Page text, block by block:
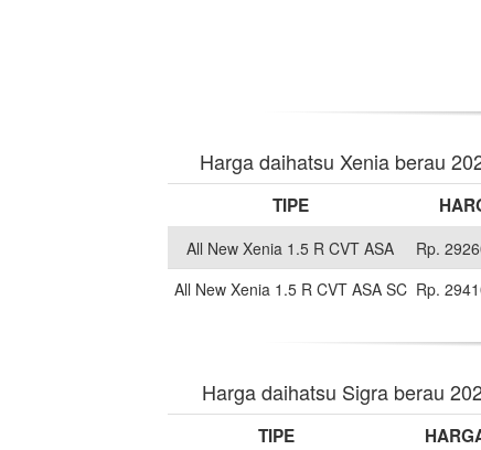
Harga daihatsu Xenia berau
TIPE
All New Xenia 1.5 R CVT ASA
Rp.
All New Xenia 1.5 R CVT ASA SC Rp.
Harga daihatsu Sigra berau
TIPE